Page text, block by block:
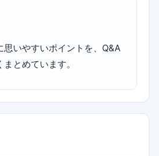
思いやすいポイントを、Q&A
とめています。